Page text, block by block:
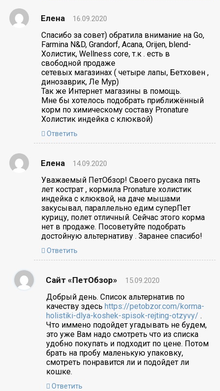
Елена 16.09.2020
Спасибо за совет) обратила внимание на Go,
Farmina N&D, Grandorf, Acana, Orijen, blend-
Холистик, Wellness core, т.к . есть в
свободной продаже
сетевых магазинах ( четыре лапы, Бетховен ,
динозаврик, Ле Мур)
Так же Интернет магазины в помощь.
Мне бы хотелось подобрать приближённый
корм по химическому составу Pronature
Холистик индейка с клюквой)
Ответить
Елена 14.09.2020
Уважаемый ПетОбзор! Своего русака пять
лет кострат , кормила Pronature холистик
индейка с клюквой, на даче мышами
закусывал, параллельно едим суперПет
курицу, полет отличный. Сейчас этого корма
нет в продаже. Посоветуйте подобрать
достойную альтернативу . Заранее спасибо!
Ответить
Сайт «ПетОбзор» 15.09.2020
Добрый день. Список альтернатив по
качеству здесь https://petobzor.com/korma-
holistiki-dlya-koshek-spisok-rejting-otzyvy/ .
Что иммено подойдет угадывать не будем,
это уже Вам надо смотреть что из списка
удобно покупать и подходит по цене. Потом
брать на пробу маленькую упаковку,
смотреть понравится ли и подойдет ли
кошке.
Ответить